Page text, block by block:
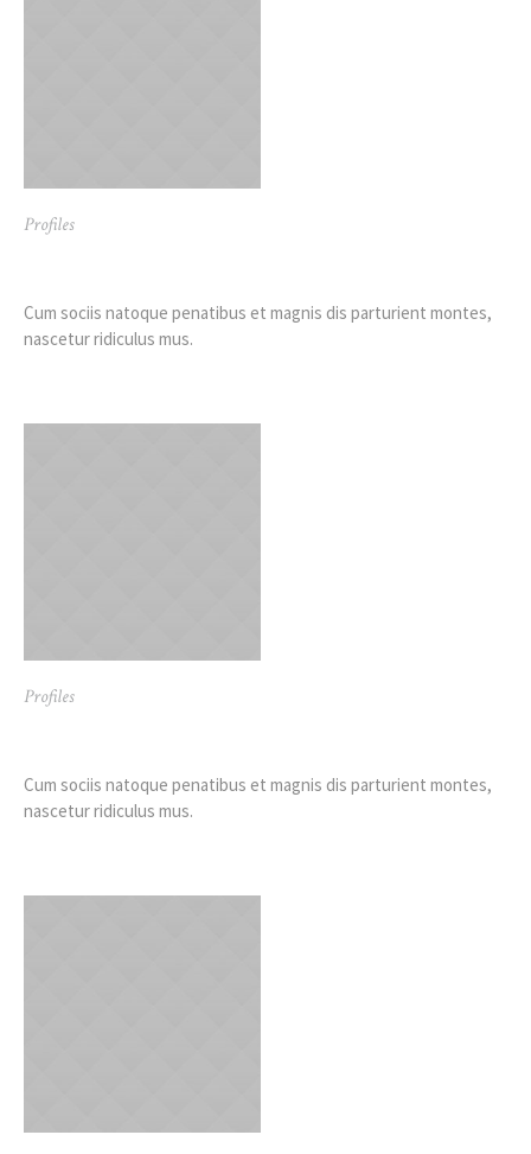
Profiles
Cum sociis natoque penatibus et magnis dis parturient montes,
nascetur ridiculus mus.
Profiles
Cum sociis natoque penatibus et magnis dis parturient montes,
nascetur ridiculus mus.